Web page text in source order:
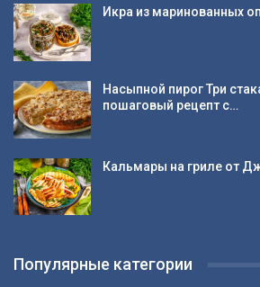
Икра из маринованных
Насыпной пирог Три
пошаговый рецепт с…
Кальмары на гриле от
Популярные категории